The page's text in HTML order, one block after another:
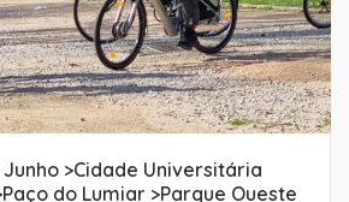
Junho >Cidade Universitária
do Lumiar >Parque Oueste